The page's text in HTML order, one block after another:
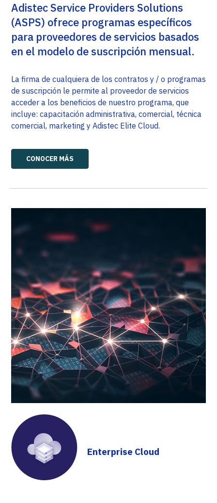
Adistec Service Providers Solutions
(ASPS) ofrece programas específicos
para proveedores de servicios basados
en el modelo de suscripción mensual.
La firma de cualquiera de los contratos y / o programas
de suscripción le permite al proveedor de servicios
acceder a los beneficios de nuestro programa, que
incluye: capacitación administrativa, comercial, técnica
comercial, marketing y Adistec Elite Cloud.
CONOCER MÁS
Enterprise Cloud